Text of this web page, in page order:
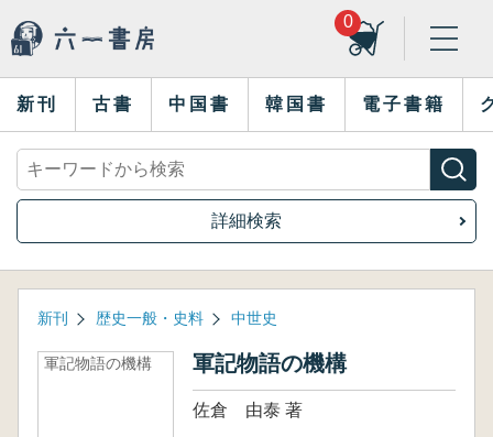
0
新刊 古書 中国書 韓国書 電子書籍
詳細検索
新刊 歴史一般・史料 中世史
軍記物語の機構 軍記物語の機構
佐倉 由泰 著